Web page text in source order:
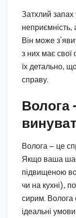
Затхлий
Він може
з них має свої
їх детально,
справу.
Волога
Волога — це
Якщо ваша
підвищеною
чи на кухні),
сирим. Волога
ідеальні